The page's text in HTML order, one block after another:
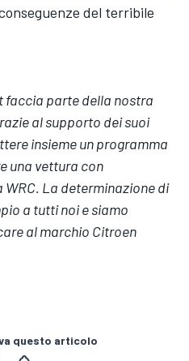
del terribile
faccia parte della nostra
al supporto dei suoi
insieme un programma
una vettura con
La determinazione di
a tutti noi e siamo
al marchio Citroen
questo articolo